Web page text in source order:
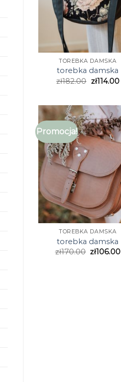
TOREBKA DAMSKA
torebka damska
zł182.00 zł114.00
Promocja!
TOREBKA DAMSKA
torebka damska
zł170.00 zł106.00